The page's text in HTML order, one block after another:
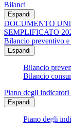
Bilanci
Espandi
DOCUMENTO
SEMPLIFICATO
Bilancio preventivo
Espandi
Bilancio
Bilancio
Piano degli
Espandi
Piano degli